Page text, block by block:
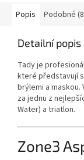
Popis Podobné
Detailní
Tady je
které představují
brýlemi a maskou.
za jednu z
Water) a triatlon.
Zone3